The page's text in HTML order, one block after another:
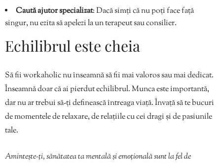
Caută ajutor specializat: Dacă simți că nu poți face față
singur, nu ezita să apelezi la un terapeut sau consilier.
Echilibrul este cheia
Să fii workaholic nu înseamnă să fii mai valoros sau mai dedicat.
Înseamnă doar că ai pierdut echilibrul. Munca este importantă,
dar nu ar trebui să-ți definească întreaga viață. Învață să te bucuri
de momentele de relaxare, de relațiile cu cei dragi și de pasiunile
tale.
Amintește-ți, sănătatea ta mentală și emoțională sunt la fel de